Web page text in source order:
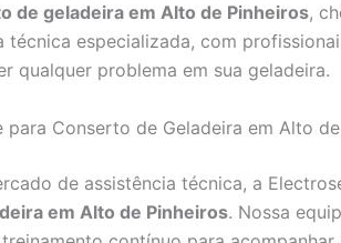
de geladeira em Alto de Pinheiros,
técnica especializada, com
qualquer problema em sua geladeira.
para Conserto de Geladeira em Alto
de assistência técnica, a
em Alto de Pinheiros. Nossa